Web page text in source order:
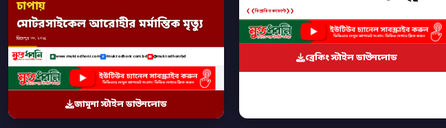
চাপায়
মোটরসাইকেল আরোহীর মর্মান্তিক মৃত্যু
ডিসেম্বর ৩০, ২০২৫
www.muktodhoni.com /muktodhoni.com.bd @muktodhonibd
জামুনা স্টাইল ডাউনলোড
❮❮বিস্তারিত কমেন্টে❯❯
ব্রেকিং স্টাইল ডাউনলোড